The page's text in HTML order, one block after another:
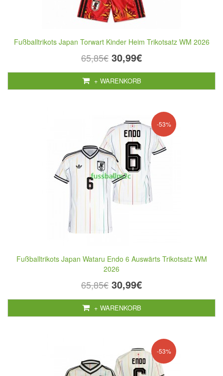
Fußballtrikots Japan Torwart Kinder Heim Trikotsatz WM 2026
65,85€ 30,99€
+ WARENKORB
-53%
Fußballtrikots Japan Wataru Endo 6 Auswärts Trikotsatz WM
2026
65,85€ 30,99€
+ WARENKORB
-53%